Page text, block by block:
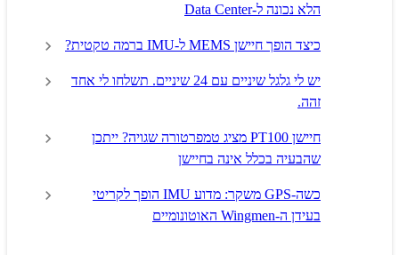
הלא נכונה ל-Data Center
כיצד הופך חיישן MEMS ל-IMU ברמה טקטית?
יש לי גלגל שיניים עם 24 שיניים. תשלחו לי אחד
זהה.
חיישן PT100 מציג טמפרטורה שגויה? ייתכן
שהבעיה בכלל אינה בחיישן
כשה-GPS משקר: מדוע IMU הופך לקריטי
בעידן ה-Wingmen האוטונומיים